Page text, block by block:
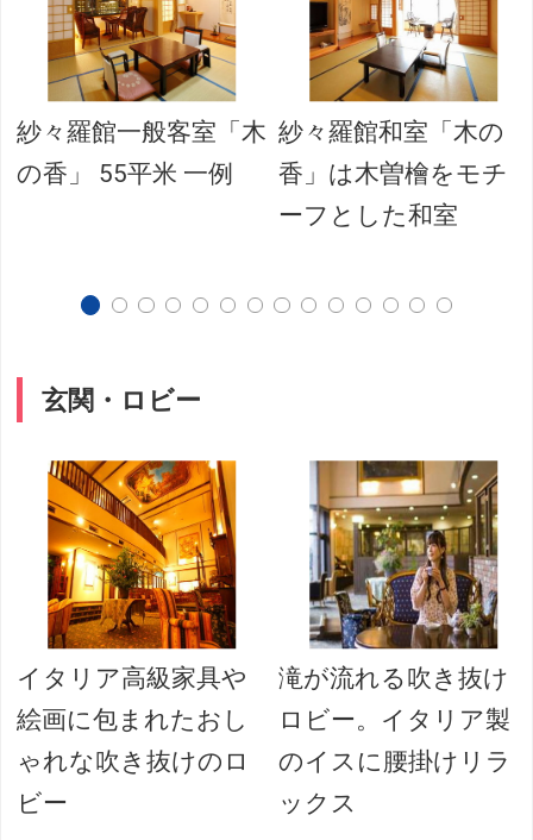
紗々羅館一般客室「木
の香」 55平米 一例
紗々羅館和室「木の
香」は木曽檜をモチ
ーフとした和室
玄関・ロビー
イタリア高級家具や
絵画に包まれたおし
ゃれな吹き抜けのロ
ビー
滝が流れる吹き抜け
ロビー。イタリア製
のイスに腰掛けリラ
ックス